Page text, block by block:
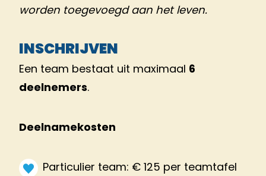
worden toegevoegd aan het leven.
INSCHRIJVEN
Een team bestaat uit maximaal 6
deelnemers.
Deelnamekosten
Particulier team: € 125 per teamtafel